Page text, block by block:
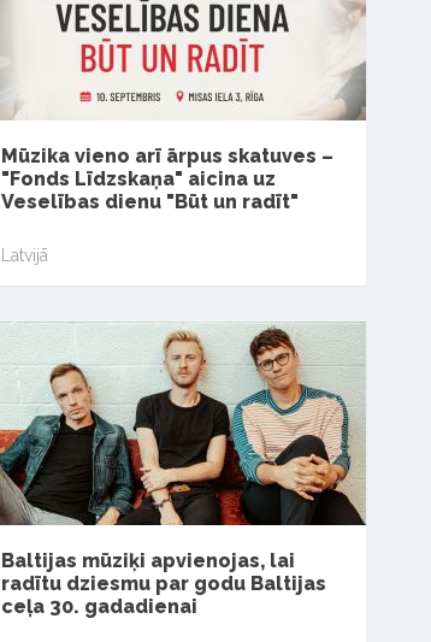
Mūzika vieno arī ārpus skatuves –
"Fonds Līdzskaņa" aicina uz
Veselības dienu "Būt un radīt"
Latvijā
Baltijas mūziķi apvienojas, lai
radītu dziesmu par godu Baltijas
ceļa 30. gadadienai